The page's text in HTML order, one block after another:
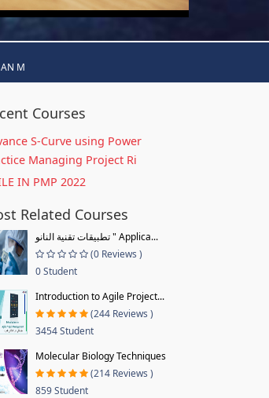
M
Courses
S-Curve using Power
Managing Project Ri
IN PMP 2022
Related Courses
تطبيقات تقنية النانو " Applica...
(0 Reviews )
0 Student
Introduction to Agile Project...
(244 Reviews )
3454 Student
Molecular Biology Techniques
(214 Reviews )
859 Student